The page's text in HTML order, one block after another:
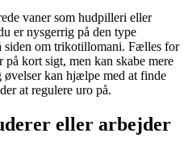
vaner som hudpilleri eller
er nysgerrig på den type
siden om trikotillomani. Fælles for
på kort sigt, men kan skabe mere
øvelser kan hjælpe med at finde
at regulere uro på.
eller arbejder